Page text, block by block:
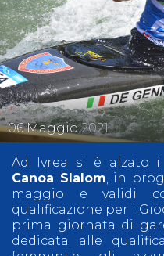
06Maggio2021
Ad Ivrea si è alzato
Canoa Slalom , in
maggio e validi
qualificazione per i
prima giornata di
dedicata alle